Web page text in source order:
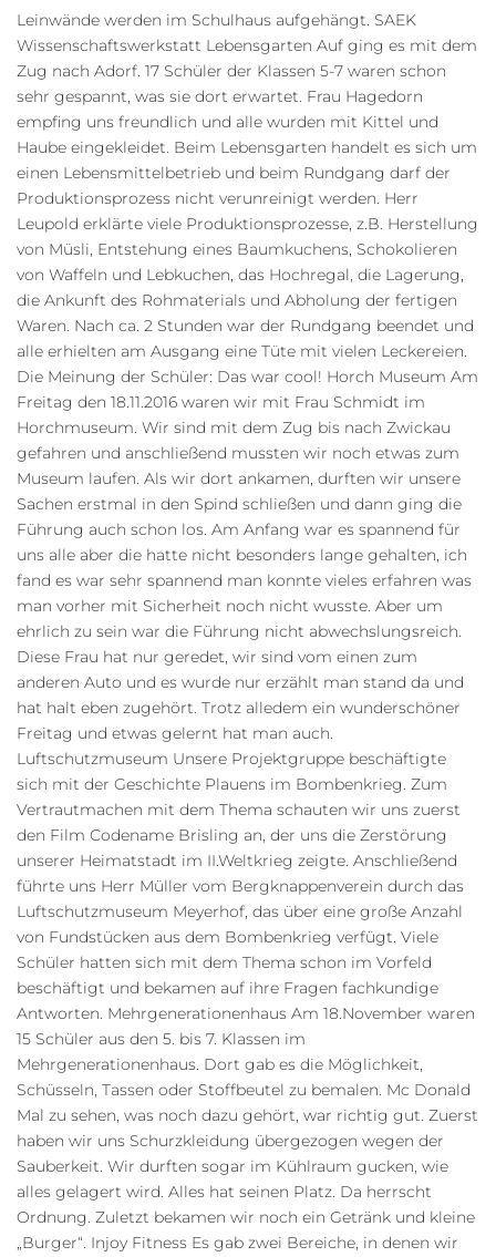
Leinwände werden im Schulhaus aufgehängt. SAEK
Wissenschaftswerkstatt Lebensgarten Auf ging es mit dem
Zug nach Adorf. 17 Schüler der Klassen 5-7 waren schon
sehr gespannt, was sie dort erwartet. Frau Hagedorn
empfing uns freundlich und alle wurden mit Kittel und
Haube eingekleidet. Beim Lebensgarten handelt es sich um
einen Lebensmittelbetrieb und beim Rundgang darf der
Produktionsprozess nicht verunreinigt werden. Herr
Leupold erklärte viele Produktionsprozesse, z.B. Herstellung
von Müsli, Entstehung eines Baumkuchens, Schokolieren
von Waffeln und Lebkuchen, das Hochregal, die Lagerung,
die Ankunft des Rohmaterials und Abholung der fertigen
Waren. Nach ca. 2 Stunden war der Rundgang beendet und
alle erhielten am Ausgang eine Tüte mit vielen Leckereien.
Die Meinung der Schüler: Das war cool! Horch Museum Am
Freitag den 18.11.2016 waren wir mit Frau Schmidt im
Horchmuseum. Wir sind mit dem Zug bis nach Zwickau
gefahren und anschließend mussten wir noch etwas zum
Museum laufen. Als wir dort ankamen, durften wir unsere
Sachen erstmal in den Spind schließen und dann ging die
Führung auch schon los. Am Anfang war es spannend für
uns alle aber die hatte nicht besonders lange gehalten, ich
fand es war sehr spannend man konnte vieles erfahren was
man vorher mit Sicherheit noch nicht wusste. Aber um
ehrlich zu sein war die Führung nicht abwechslungsreich.
Diese Frau hat nur geredet, wir sind vom einen zum
anderen Auto und es wurde nur erzählt man stand da und
hat halt eben zugehört. Trotz alledem ein wunderschöner
Freitag und etwas gelernt hat man auch.
Luftschutzmuseum Unsere Projektgruppe beschäftigte
sich mit der Geschichte Plauens im Bombenkrieg. Zum
Vertrautmachen mit dem Thema schauten wir uns zuerst
den Film Codename Brisling an, der uns die Zerstörung
unserer Heimatstadt im II.Weltkrieg zeigte. Anschließend
führte uns Herr Müller vom Bergknappenverein durch das
Luftschutzmuseum Meyerhof, das über eine große Anzahl
von Fundstücken aus dem Bombenkrieg verfügt. Viele
Schüler hatten sich mit dem Thema schon im Vorfeld
beschäftigt und bekamen auf ihre Fragen fachkundige
Antworten. Mehrgenerationenhaus Am 18.November waren
15 Schüler aus den 5. bis 7. Klassen im
Mehrgenerationenhaus. Dort gab es die Möglichkeit,
Schüsseln, Tassen oder Stoffbeutel zu bemalen. Mc Donald
Mal zu sehen, was noch dazu gehört, war richtig gut. Zuerst
haben wir uns Schurzkleidung übergezogen wegen der
Sauberkeit. Wir durften sogar im Kühlraum gucken, wie
alles gelagert wird. Alles hat seinen Platz. Da herrscht
Ordnung. Zuletzt bekamen wir noch ein Getränk und kleine
„Burger“. Injoy Fitness Es gab zwei Bereiche, in denen wir